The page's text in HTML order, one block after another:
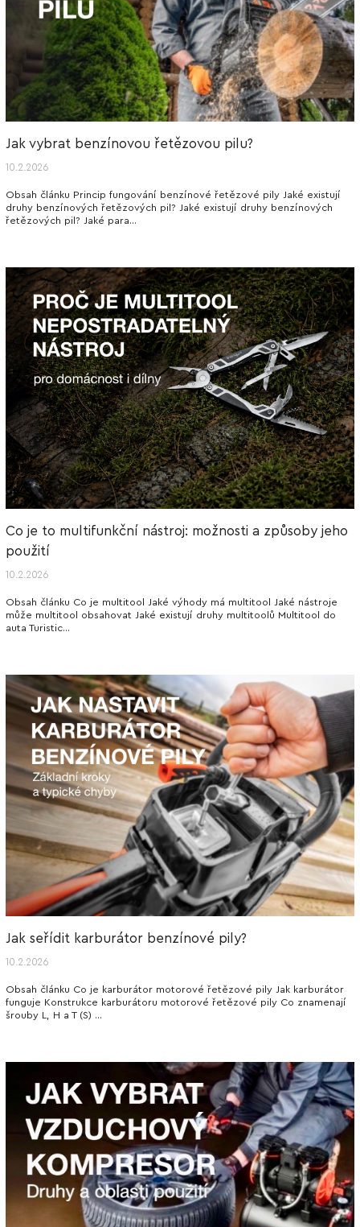
Jak vybrat benzínovou řetězovou pilu?
10.2.2026
Obsah článku Princip fungování benzínové řetězové pily Jaké existují
druhy benzínových řetězových pil? Jaké existují druhy benzínových
řetězových pil? Jaké para...
Co je to multifunkční nástroj: možnosti a způsoby jeho
použití
10.2.2026
Obsah článku Co je multitool Jaké výhody má multitool Jaké nástroje
může multitool obsahovat Jaké existují druhy multitoolů Multitool do
auta Turistic...
Jak seřídit karburátor benzínové pily?
10.2.2026
Obsah článku Co je karburátor motorové řetězové pily Jak karburátor
funguje Konstrukce karburátoru motorové řetězové pily Co znamenají
šrouby L, H a T (S) ...